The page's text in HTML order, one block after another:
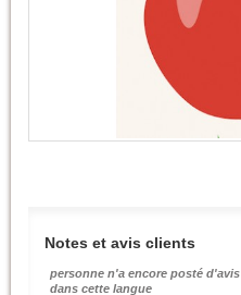
Notes et avis clients
personne n'a encore posté d'avis
dans cette langue